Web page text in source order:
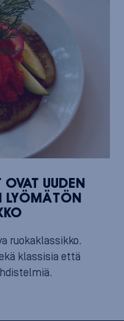
UUDEN
LYÖMÄTÖN
ruokaklassikko.
klassisia että